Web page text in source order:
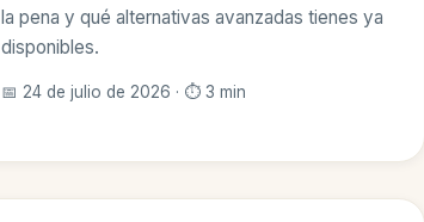
la pena y qué alternativas avanzadas tienes ya
disponibles.
📅 24 de julio de 2026 · ⏱️ 3 min